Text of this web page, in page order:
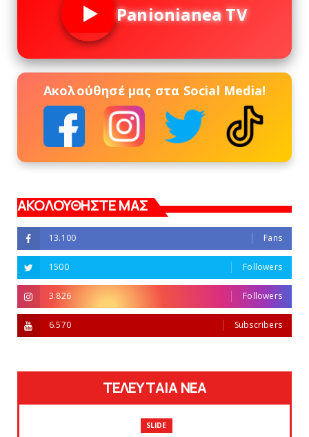
Panionianea TV
Ακολούθησέ μας στα Social Media!
ΑΚΟΛΟΥΘΗΣΤΕ ΜΑΣ
13.100 Fans
1500 Followers
3.826 Followers
6.570 Subscribers
ΤΕΛΕΥΤΑΙΑ ΝΕΑ
SLIDE